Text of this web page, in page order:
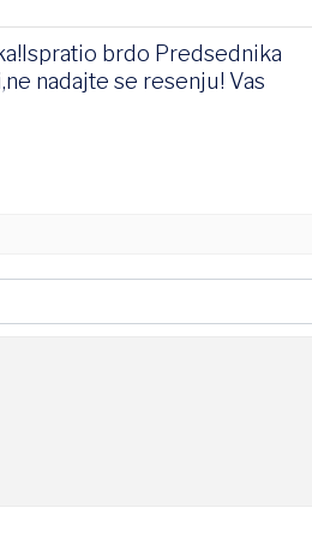
brdo Predsednika
nadajte se resenju! Vas